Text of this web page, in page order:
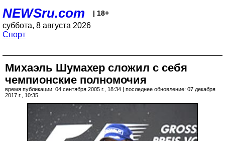
NEWSru.com | 18+
суббота, 8 августа 2026
Спорт
Михаэль Шумахер сложил с себя
чемпионские полномочия
время публикации: 04 сентября 2005 г., 18:34 | последнее обновление: 07 декабря
2017 г., 10:35